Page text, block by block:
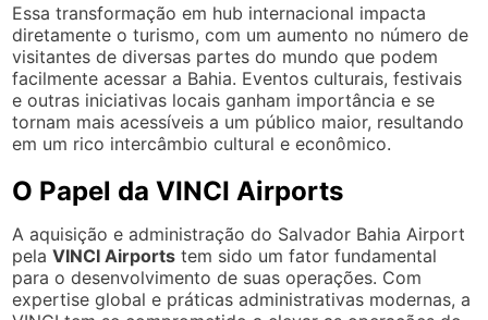
Essa transformação em hub internacional impacta
diretamente o turismo, com um aumento no número de
visitantes de diversas partes do mundo que podem
facilmente acessar a Bahia. Eventos culturais, festivais
e outras iniciativas locais ganham importância e se
tornam mais acessíveis a um público maior, resultando
em um rico intercâmbio cultural e econômico.
O Papel da VINCI Airports
A aquisição e administração do Salvador Bahia Airport
pelaVINCI Airports tem sido um fator fundamental
para o desenvolvimento de suas operações. Com
expertise global e práticas administrativas modernas, a